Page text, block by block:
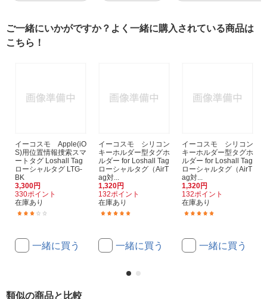
ご一緒にいかがですか？よく一緒に購入されている商品は
こちら！
イーコスモ Apple(iO
S)用位置情報捜索スマ
ートタグ Loshall Tag
ローシャルタグ LTG-
BK
3,300円
330ポイント
在庫あり
一緒に買う
イーコスモ シリコン
キーホルダー型タグホ
ルダー for Loshall Tag
ローシャルタグ（AirT
ag対...
1,320円
132ポイント
在庫あり
一緒に買う
イーコスモ シリコン
キーホルダー型タグホ
ルダー for Loshall Tag
ローシャルタグ（AirT
ag対...
1,320円
132ポイント
在庫あり
一緒に買う
類似の商品と比較